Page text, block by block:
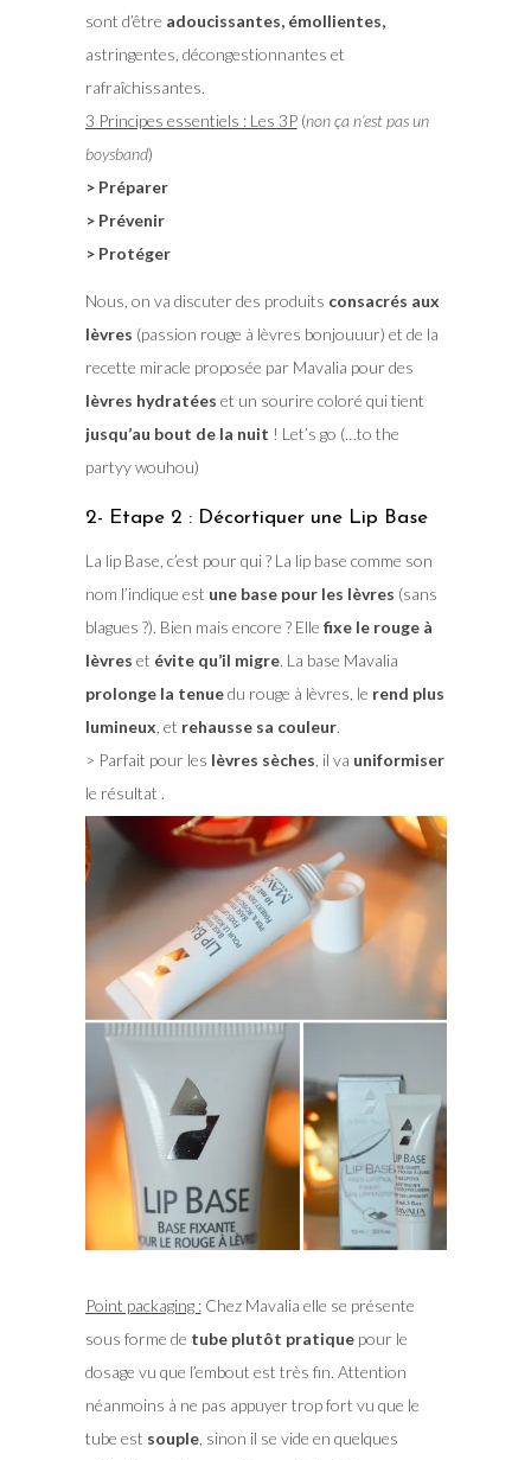
sont d’être adoucissantes, émollientes,
astringentes, décongestionnantes et
rafraîchissantes.
3 Principes essentiels : Les 3P(non ça n’est pas un
boysband)
> Préparer
> Prévenir
> Protéger
Nous, on va discuter des produits consacrés aux
lèvres (passion rouge à lèvres bonjouuur) et de la
recette miracle proposée par Mavalia pour des
lèvres hydratées et un sourire coloré qui tient
jusqu’au bout de la nuit ! Let’s go (…to the
partyy wouhou)
2- Etape 2 : Décortiquer une Lip Base
La lip Base, c’est pour qui ? La lip base comme son
nom l’indique est une base pour les lèvres (sans
blagues ?). Bien mais encore ? Elle fixe le rouge à
lèvres et évite qu’il migre. La base Mavalia
prolonge la tenuedu rouge à lèvres, le rend plus
lumineux, et rehausse sa couleur.
> Parfait pour les lèvres sèches, il va uniformiser
le résultat .
Point packaging :Chez Mavalia elle se présente
sous forme de tube plutôt pratiquepour le
dosage vu que l’embout est très fin. Attention
néanmoins à ne pas appuyer trop fort vu que le
tube est souple, sinon il se vide en quelques